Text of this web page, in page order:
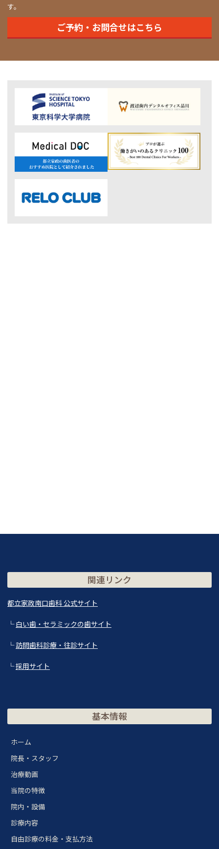
す。
ご予約・お問合せはこちら
関連リンク
都立家政南口歯科 公式サイト
└白い歯・セラミックの歯サイト
└訪問歯科診療・往診サイト
└採用サイト
基本情報
ホーム
院長・スタッフ
治療動画
当院の特徴
院内・設備
診療内容
自由診療の料金・支払方法